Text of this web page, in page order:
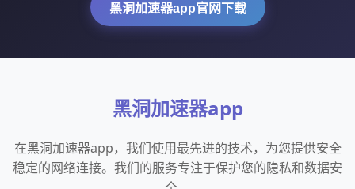
黑洞加速器app官网下载
黑洞加速器app
在黑洞加速器app，我们使用最先进的技术，为您提供安全
稳定的网络连接。我们的服务专注于保护您的隐私和数据安